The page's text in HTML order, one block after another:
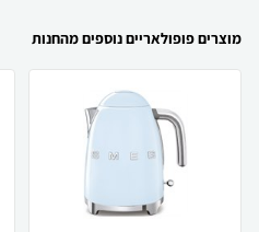
מוצרים פופולאריים נוספים מהחנות